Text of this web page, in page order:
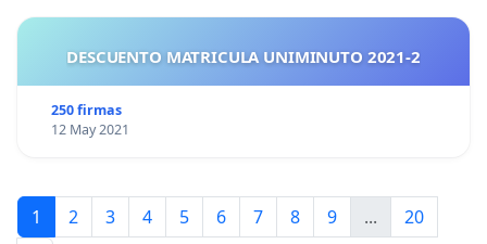
DESCUENTO MATRICULA UNIMINUTO 2021-2
250 firmas
12 May 2021
1 2 3 4 5 6 7 8 9 ...
20